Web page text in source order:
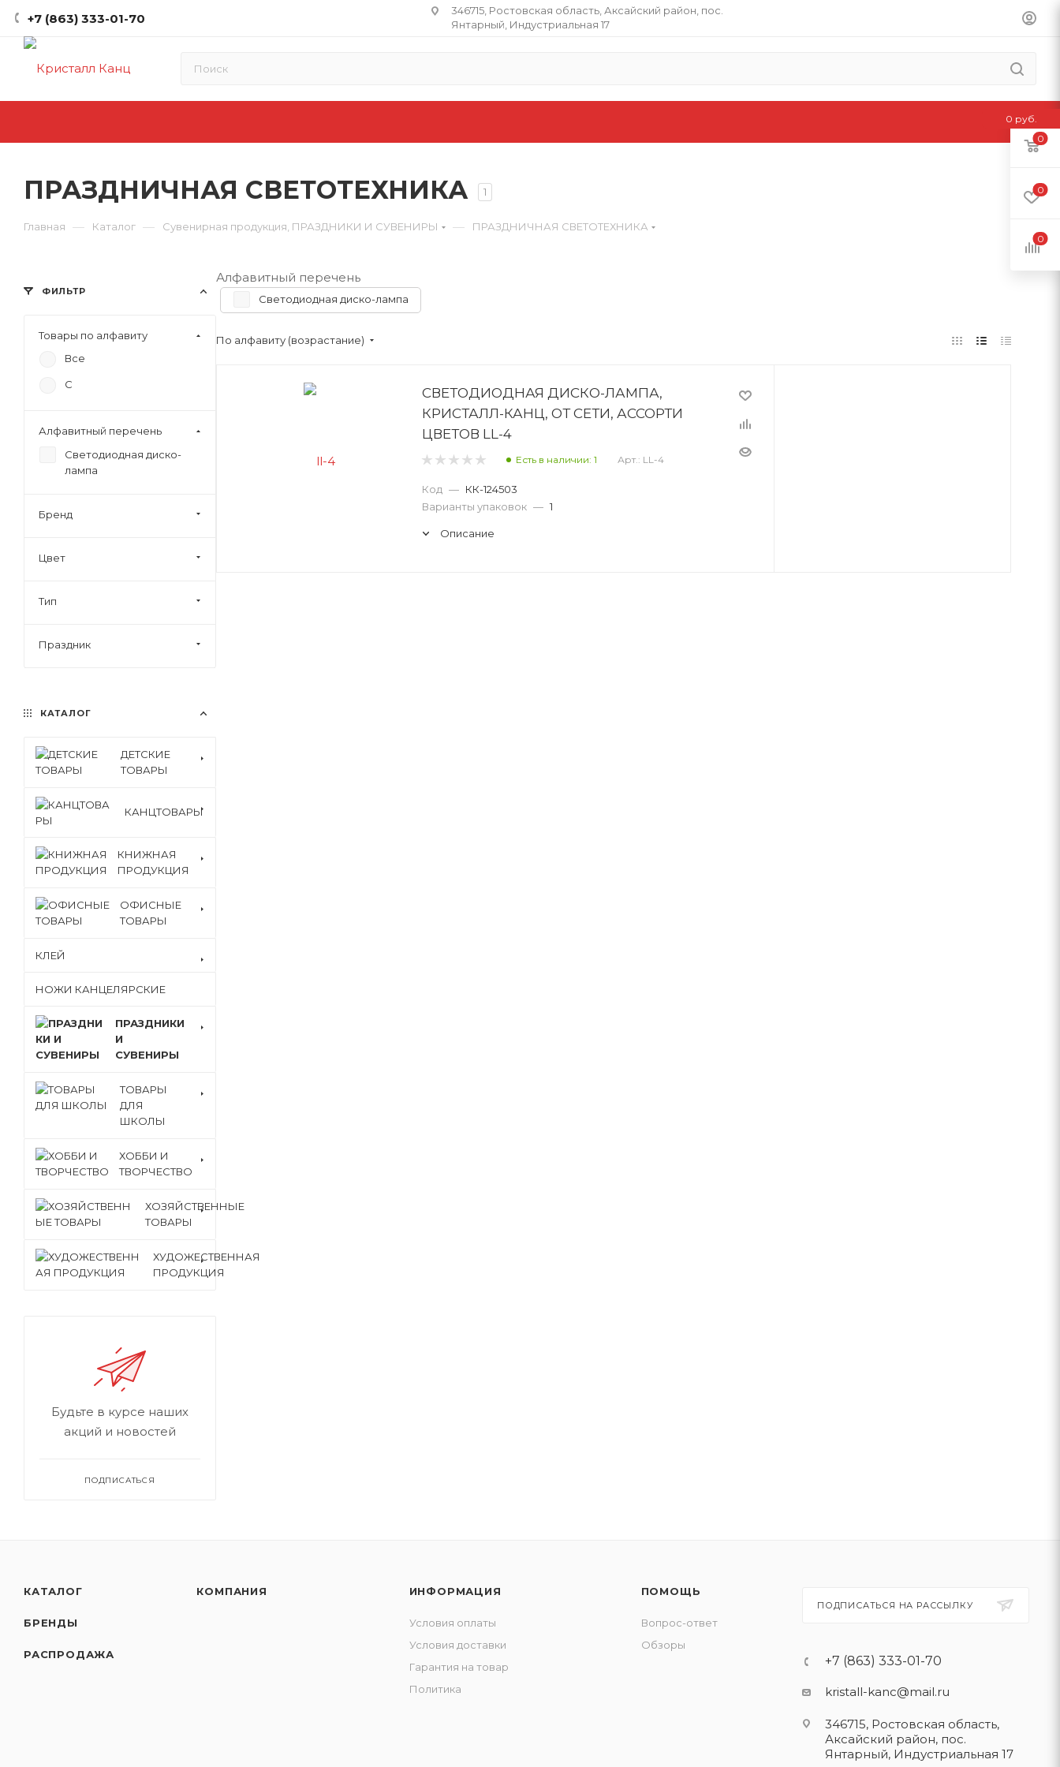
+7 (863) 333-01-70
346715, Ростовская область​, Аксайский район, пос.
Янтарный, Индустриальная 17
ПРАЗДНИЧНАЯ СВЕТОТЕХНИКА 1
Главная — Каталог — Сувенирная продукция, ПРАЗДНИКИ И СУВЕНИРЫ — ПРАЗДНИЧНАЯ СВЕТОТЕХНИКА
Алфавитный перечень
Светодиодная диско-лампа
По алфавиту (возрастание)
СВЕТОДИОДНАЯ ДИСКО-ЛАМПА,
КРИСТАЛЛ-КАНЦ, ОТ СЕТИ, АССОРТИ
ЦВЕТОВ LL-4
Есть в наличии: 1 Арт.: LL-4
Код — КК-124503
Варианты упаковок — 1
Описание
ФИЛЬТР
Товары по алфавиту
Все
С
Алфавитный перечень
Светодиодная диско-
лампа
Бренд
Цвет
Тип
Праздник
КАТАЛОГ
ДЕТСКИЕ
ТОВАРЫ
КАНЦТОВАРЫ
КНИЖНАЯ
ПРОДУКЦИЯ
ОФИСНЫЕ
ТОВАРЫ
КЛЕЙ
НОЖИ КАНЦЕЛЯРСКИЕ
ПРАЗДНИКИ
И
СУВЕНИРЫ
ТОВАРЫ
ДЛЯ
ШКОЛЫ
ХОББИ И
ТВОРЧЕСТВО
ХОЗЯЙСТВЕННЫЕ
ТОВАРЫ
ХУДОЖЕСТВЕННАЯ
ПРОДУКЦИЯ
Будьте в курсе наших
акций и новостей
ПОДПИСАТЬСЯ
КАТАЛОГ
БРЕНДЫ
РАСПРОДАЖА
КОМПАНИЯ ИНФОРМАЦИЯ
Условия оплаты
Условия доставки
Гарантия на товар
Политика
ПОМОЩЬ
Вопрос-ответ
Обзоры
ПОДПИСАТЬСЯ НА РАССЫЛКУ
+7 (863) 333-01-70
kristall-kanc@mail.ru
346715, Ростовская область​,
Аксайский район, пос.
Янтарный, Индустриальная 17
0
0
0
0 руб.